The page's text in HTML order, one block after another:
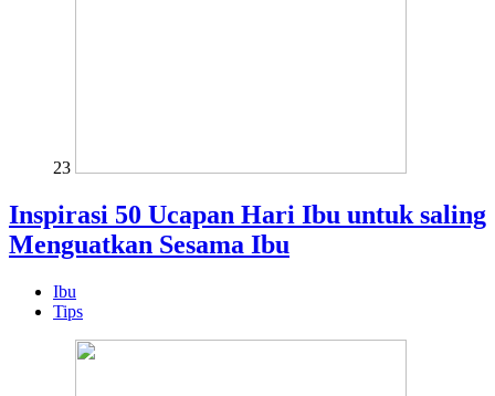
23
Inspirasi 50 Ucapan Hari Ibu untuk saling
Menguatkan Sesama Ibu
Ibu
Tips